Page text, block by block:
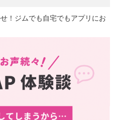
！ジムでも自宅でもアプリにお